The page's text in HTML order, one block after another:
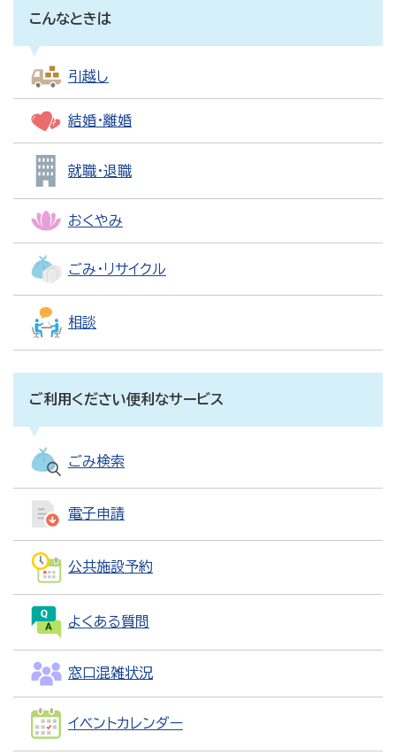
こんなときは
引越し
結婚・離婚
就職・退職
おくやみ
ごみ・リサイクル
相談
ご利用ください便利なサービス
ごみ検索
電子申請
公共施設予約
よくある質問
窓口混雑状況
イベントカレンダー